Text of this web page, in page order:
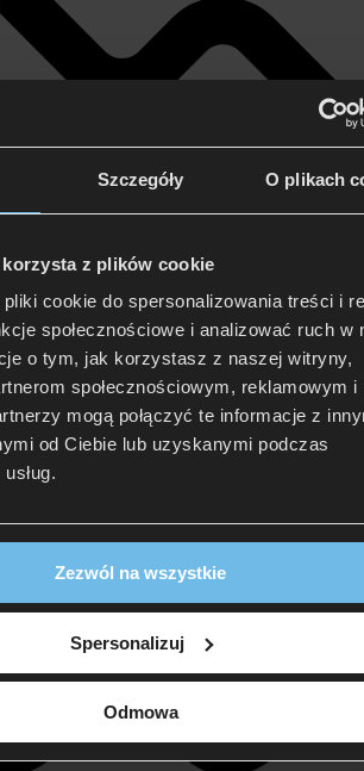
Szczegóły O plikach
z plików cookie
cookie do spersonalizowania treści i
społecznościowe i analizować ruch w
o tym, jak korzystasz z naszej witryny,
społecznościowym, reklamowym i
mogą połączyć te informacje z
od Ciebie lub uzyskanymi podczas
Zezwól na wszystkie
Spersonalizuj
Odmowa
telefonicznie
jak dostać rabat!